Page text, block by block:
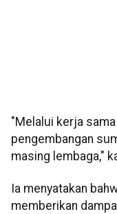
"Melalui kerja
pengembangan
masing lembaga,"
Ia menyatakan
memberikan